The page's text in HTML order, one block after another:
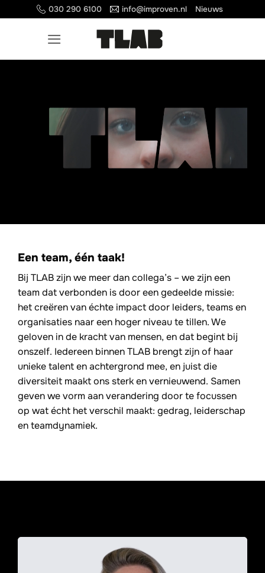
naar
030 290 6100 info@improven.nl Nieuws
Een team, één taak!
Bij TLAB zijn we meer dan collega’s – we zijn een
team dat verbonden is door een gedeelde missie:
het creëren van échte impact door leiders, teams en
organisaties naar een hoger niveau te tillen. We
geloven in de kracht van mensen, en dat begint bij
onszelf. Iedereen binnen TLAB brengt zijn of haar
unieke talent en achtergrond mee, en juist die
diversiteit maakt ons sterk en vernieuwend. Samen
geven we vorm aan verandering door te focussen
op wat écht het verschil maakt: gedrag, leiderschap
en teamdynamiek.